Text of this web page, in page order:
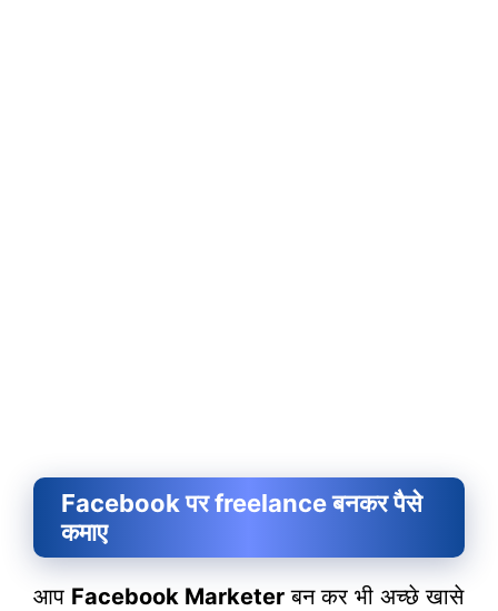
Facebook पर freelance बनकर पैसे
कमाए
आप Facebook Marketer बन कर भी अच्छे खासे